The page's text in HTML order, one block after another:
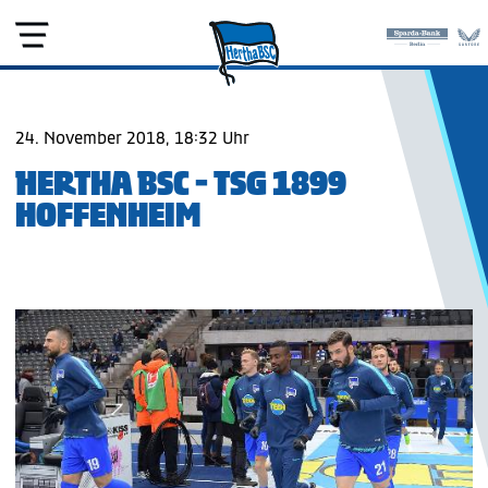
24. November 2018, 18:32 Uhr
HERTHA BSC - TSG 1899
HOFFENHEIM